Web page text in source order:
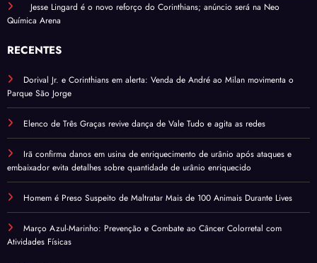
Jesse Lingard é o novo reforço do Corinthians; anúncio será na Neo
Química Arena
RECENTES
Dorival Jr. e Corinthians em alerta: Venda de André ao Milan movimenta o
Parque São Jorge
Elenco de Três Graças revive dança de Vale Tudo e agita as redes
Irã confirma danos em usina de enriquecimento de urânio após ataques e
embaixador evita detalhes sobre quantidade de urânio enriquecido
Homem é Preso Suspeito de Maltratar Mais de 100 Animais Durante Lives
Março Azul-Marinho: Prevenção e Combate ao Câncer Colorretal com
Atividades Físicas